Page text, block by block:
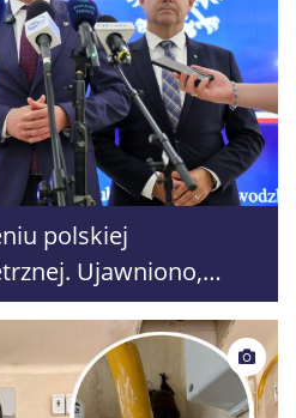
polskiej
Ujawniono,
syren